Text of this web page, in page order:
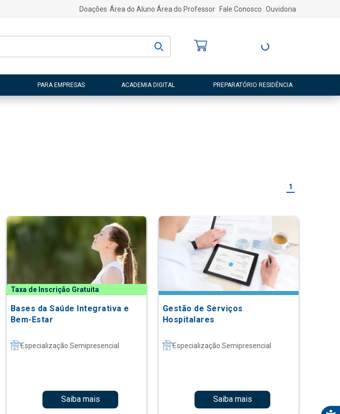
Doações Área do Aluno Área do Professor Fale Conosco Ouvidoria
Entre ou Cadastre-
PARA EMPRESAS ACADEMIA DIGITAL PREPARATÓRIO RESIDÊNCIA
1
Taxa de Inscrição Gratuita
Bases da Saúde Integrativa e
Bem-Estar
Especialização Semipresencial
Saiba mais
Gestão de Serviços
Hospitalares
Especialização Semipresencial
Saiba mais